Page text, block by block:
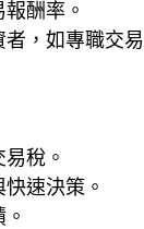
酬率。
，如專職交易
稅。
速決策。